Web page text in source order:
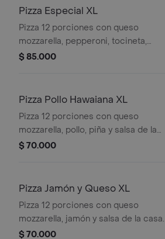
Pizza Especial XL
Pizza 12 porciones con queso
mozzarella, pepperoni, tocineta,
champiñón, espinaca, parmesano y
$ 85.000
Pizza Pollo Hawaiana XL
Pizza 12 porciones con queso
mozzarella, pollo, piña y salsa de la
casa.
$ 70.000
Pizza Jamón y Queso XL
Pizza 12 porciones con queso
mozzarella, jamón y salsa de la casa.
$ 70.000